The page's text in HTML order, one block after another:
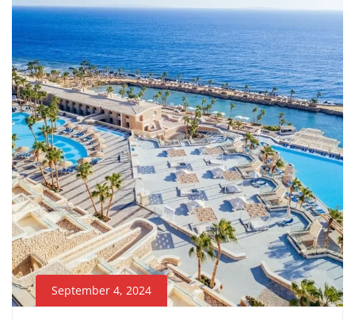
Oferta
Speciale
September 4, 2024